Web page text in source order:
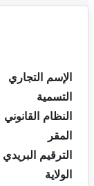
الإسم التجاري
التسمية
النظام القانوني
المقر
الترقيم البريدي
الولاية